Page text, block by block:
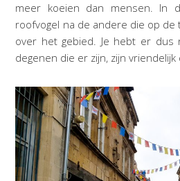
meer koeien dan mensen. In
roofvogel na de andere die op
over het gebied. Je hebt er dus
degenen die er zijn, zijn vriendelijk